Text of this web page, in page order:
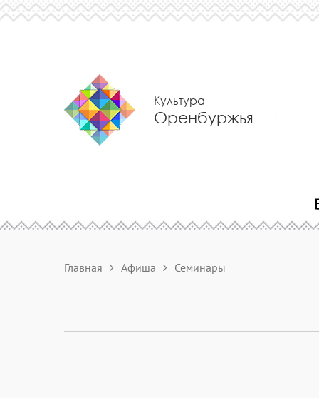
Культура
Оренбуржья
Главная Афиша Семинары